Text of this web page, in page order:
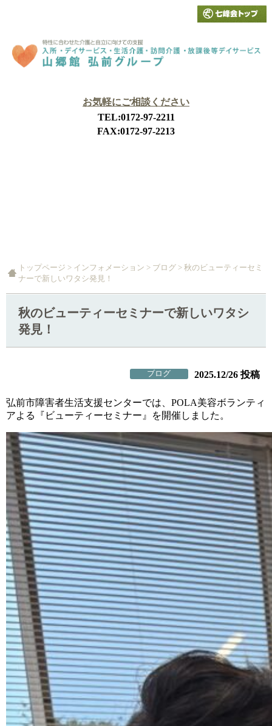
お気軽にご相談ください
TEL:0172-97-2211
FAX:0172-97-2213
トップページ > インフォメーション > ブログ >秋のビューティーセミ
ナーで新しいワタシ発見！
秋のビューティーセミナーで新しいワタシ
発見！
ブログ 2025.12/26 投稿
弘前市障害者生活支援センターでは、POLA美容ボランティ
アよる『ビューティーセミナー』を開催しました。